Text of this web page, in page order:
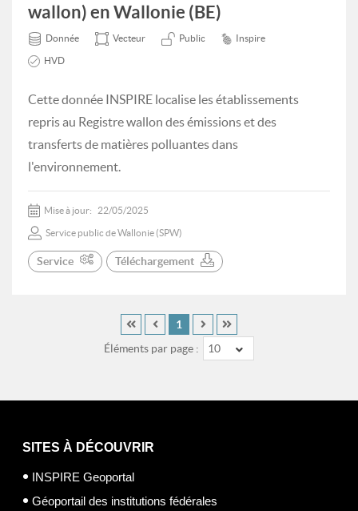
wallon) en Wallonie (BE)
Donnée Vecteur Public Inspire
HVD
Cette donnée INSPIRE localise les établissements
repris au Registre wallon des émissions et des
transferts de matières polluantes dans
l'environnement.
Mise à jour: 22/05/2025
Service public de Wallonie (SPW)
Service Téléchargement
Éléments par page : 10
1
SITES À DÉCOUVRIR
INSPIRE Geoportal
Géoportail des institutions fédérales